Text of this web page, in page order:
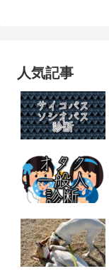
人気記事